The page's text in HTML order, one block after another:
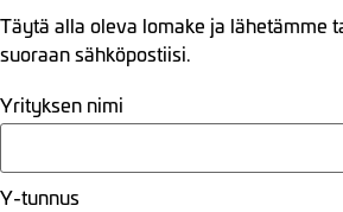
Täytä alla oleva lomake ja lähetämme
suoraan sähköpostiisi.
Yrityksen nimi
Y-tunnus